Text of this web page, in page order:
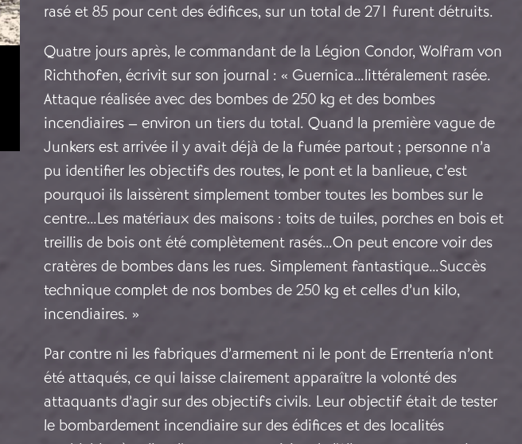
rasé et 85 pour cent des édifices, sur un total de 271 furent détruits.
Quatre jours après, le commandant de la Légion Condor, Wolfram von
Richthofen, écrivit sur son journal : « Guernica…littéralement rasée.
Attaque réalisée avec des bombes de 250 kg et des bombes
incendiaires – environ un tiers du total. Quand la première vague de
Junkers est arrivée il y avait déjà de la fumée partout ; personne n’a
pu identifier les objectifs des routes, le pont et la banlieue, c’est
pourquoi ils laissèrent simplement tomber toutes les bombes sur le
centre…Les matériaux des maisons : toits de tuiles, porches en bois et
treillis de bois ont été complètement rasés…On peut encore voir des
cratères de bombes dans les rues. Simplement fantastique…Succès
technique complet de nos bombes de 250 kg et celles d’un kilo,
incendiaires. »
Par contre ni les fabriques d’armement ni le pont de Errentería n’ont
été attaqués, ce qui laisse clairement apparaître la volonté des
attaquants d’agir sur des objectifs civils. Leur objectif était de tester
le bombardement incendiaire sur des édifices et des localités